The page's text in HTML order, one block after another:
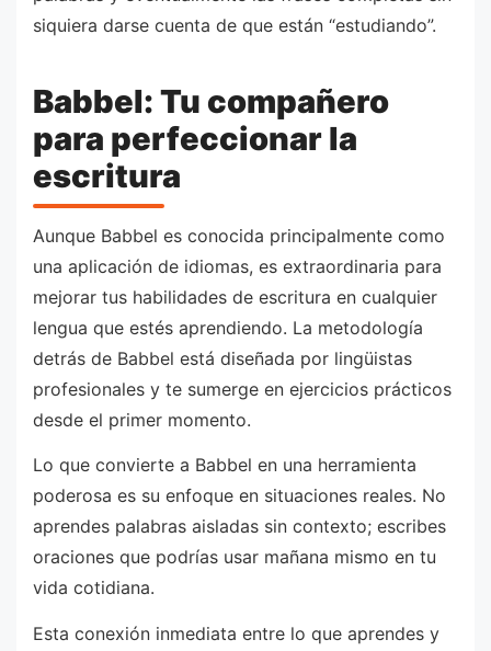
siquiera darse cuenta de que están “estudiando”.
Babbel: Tu compañero
para perfeccionar la
escritura
Aunque Babbel es conocida principalmente como
una aplicación de idiomas, es extraordinaria para
mejorar tus habilidades de escritura en cualquier
lengua que estés aprendiendo. La metodología
detrás de Babbel está diseñada por lingüistas
profesionales y te sumerge en ejercicios prácticos
desde el primer momento.
Lo que convierte a Babbel en una herramienta
poderosa es su enfoque en situaciones reales. No
aprendes palabras aisladas sin contexto; escribes
oraciones que podrías usar mañana mismo en tu
vida cotidiana.
Esta conexión inmediata entre lo que aprendes y